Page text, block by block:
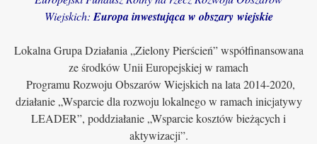
Wiejskich:Europa inwestująca w obszary wiejskie
Lokalna Grupa Działania „Zielony Pierścień” współfinansowana
ze środków Unii Europejskiej w ramach
Programu Rozwoju Obszarów Wiejskich na lata 2014-2020,
działanie „Wsparcie dla rozwoju lokalnego w ramach inicjatywy
LEADER”, poddziałanie „Wsparcie kosztów bieżących i
aktywizacji”.